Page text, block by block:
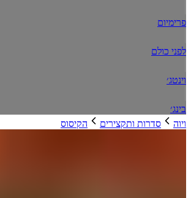
פרימיום
לפני כולם
וינטג׳
בינג׳
ויוה
סדרות ותקצירים הקיסוס